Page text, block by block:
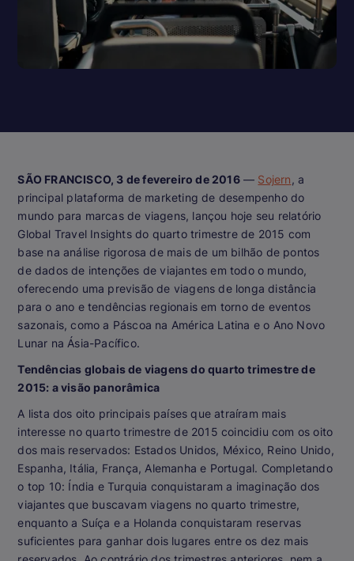
SÃO FRANCISCO, 3 de fevereiro de 2016— Sojern , a
principal plataforma de marketing de desempenho do
mundo para marcas de viagens, lançou hoje seu relatório
Global Travel Insights do quarto trimestre de 2015 com
base na análise rigorosa de mais de um bilhão de pontos
de dados de intenções de viajantes em todo o mundo,
oferecendo uma previsão de viagens de longa distância
para o ano e tendências regionais em torno de eventos
sazonais, como a Páscoa na América Latina e o Ano Novo
Lunar na Ásia-Pacífico.
Tendências globais de viagens do quarto trimestre de
2015: a visão panorâmica
A lista dos oito principais países que atraíram mais
interesse no quarto trimestre de 2015 coincidiu com os oito
dos mais reservados: Estados Unidos, México, Reino Unido,
Espanha, Itália, França, Alemanha e Portugal. Completando
o top 10: Índia e Turquia conquistaram a imaginação dos
viajantes que buscavam viagens no quarto trimestre,
enquanto a Suíça e a Holanda conquistaram reservas
suficientes para ganhar dois lugares entre os dez mais